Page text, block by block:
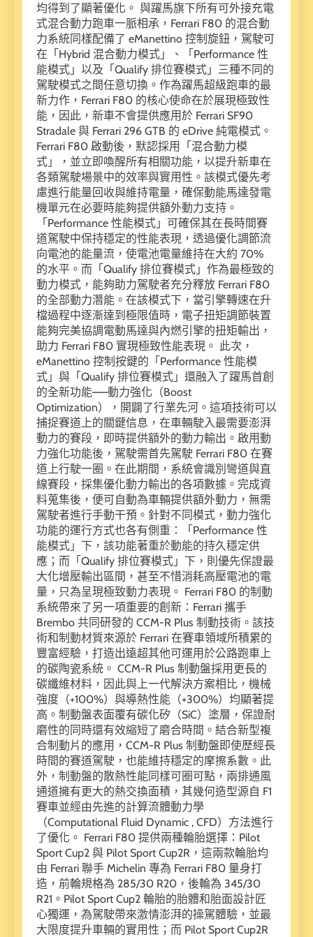
均得到了顯著優化。 與躍馬旗下所有可外接充電
式混合動力跑車一脈相承，Ferrari F80 的混合動
力系統同樣配備了 eManettino 控制旋鈕，駕駛可
在「Hybrid 混合動力模式」、「Performance 性
能模式」以及「Qualify 排位賽模式」三種不同的
駕駛模式之間任意切換。作為躍馬超級跑車的最
新力作，Ferrari F80 的核心使命在於展現極致性
能，因此，新車不會提供應用於 Ferrari SF90
Stradale 與 Ferrari 296 GTB 的 eDrive 純電模式。
Ferrari F80 啟動後，默認採用「混合動力模
式」，並立即喚醒所有相關功能，以提升新車在
各類駕駛場景中的效率與實用性。該模式優先考
慮進行能量回收與維持電量，確保動能馬達發電
機單元在必要時能夠提供額外動力支持。
「Performance 性能模式」可確保其在長時間賽
道駕駛中保持穩定的性能表現，透過優化調節流
向電池的能量流，使電池電量維持在大約 70%
的水平。而「Qualify 排位賽模式」作為最極致的
動力模式，能夠助力駕駛者充分釋放 Ferrari F80
的全部動力潛能。在該模式下，當引擎轉速在升
檔過程中逐漸達到極限值時，電子扭矩調節裝置
能夠完美協調電動馬達與內燃引擎的扭矩輸出，
助力 Ferrari F80 實現極致性能表現。 此次，
eManettino 控制按鍵的「Performance 性能模
式」與「Qualify 排位賽模式」還融入了躍馬首創
的全新功能——動力強化（Boost
Optimization），開闢了行業先河。這項技術可以
捕捉賽道上的關鍵信息，在車輛駛入最需要澎湃
動力的賽段，即時提供額外的動力輸出。啟用動
力強化功能後，駕駛需首先駕駛 Ferrari F80 在賽
道上行駛一圈。在此期間，系統會識別彎道與直
線賽段，採集優化動力輸出的各項數據。完成資
料蒐集後，便可自動為車輛提供額外動力，無需
駕駛者進行手動干預。針對不同模式，動力強化
功能的運行方式也各有側重：「Performance 性
能模式」下，該功能著重於動能的持久穩定供
應；而「Qualify 排位賽模式」下，則優先保證最
大化增壓輸出區間，甚至不惜消耗高壓電池的電
量，只為呈現極致動力表現。 Ferrari F80 的制動
系統帶來了另一項重要的創新：Ferrari 攜手
Brembo 共同研發的 CCM-R Plus 制動技術。該技
術和制動材質來源於 Ferrari 在賽車領域所積累的
豐富經驗，打造出遠超其他可運用於公路跑車上
的碳陶瓷系統。 CCM-R Plus 制動盤採用更長的
碳纖維材料，因此與上一代解決方案相比，機械
強度（+100%）與導熱性能（+300%）均顯著提
高。制動盤表面覆有碳化矽（SiC）塗層，保證耐
磨性的同時還有效縮短了磨合時間。結合新型複
合制動片的應用，CCM-R Plus 制動盤即使歷經長
時間的賽道駕駛，也能維持穩定的摩擦系數。此
外，制動盤的散熱性能同樣可圈可點，兩排通風
通道擁有更大的熱交換面積，其幾何造型源自 F1
賽車並經由先進的計算流體動力學
（Computational Fluid Dynamic , CFD）方法進行
了優化。 Ferrari F80 提供兩種輪胎選擇：Pilot
Sport Cup2 與 Pilot Sport Cup2R，這兩款輪胎均
由 Ferrari 聯手 Michelin 專為 Ferrari F80 量身打
造，前輪規格為 285/30 R20，後輪為 345/30
R21。Pilot Sport Cup2 輪胎的胎體和胎面設計匠
心獨運，為駕駛帶來激情澎湃的操駕體驗，並最
大限度提升車輛的實用性；而 Pilot Sport Cup2R